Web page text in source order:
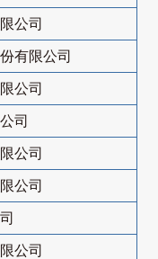
公司
有限公司
公司
司
公司
公司
公司